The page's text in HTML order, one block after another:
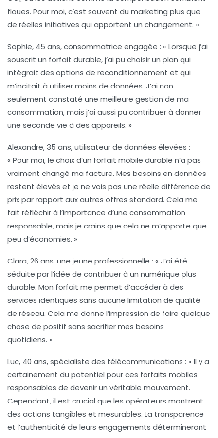
floues. Pour moi, c’est souvent du marketing plus que
de réelles initiatives qui apportent un changement. »
Sophie, 45 ans, consommatrice engagée : « Lorsque j’ai
souscrit un forfait durable, j’ai pu choisir un plan qui
intégrait des options de reconditionnement et qui
m’incitait à utiliser moins de données. J’ai non
seulement constaté une meilleure gestion de ma
consommation, mais j’ai aussi pu contribuer à donner
une seconde vie à des appareils. »
Alexandre, 35 ans, utilisateur de données élevées :
« Pour moi, le choix d’un forfait mobile durable n’a pas
vraiment changé ma facture. Mes besoins en données
restent élevés et je ne vois pas une réelle différence de
prix par rapport aux autres offres standard. Cela me
fait réfléchir à l’importance d’une consommation
responsable, mais je crains que cela ne m’apporte que
peu d’économies. »
Clara, 26 ans, une jeune professionnelle : « J’ai été
séduite par l’idée de contribuer à un numérique plus
durable. Mon forfait me permet d’accéder à des
services identiques sans aucune limitation de qualité
de réseau. Cela me donne l’impression de faire quelque
chose de positif sans sacrifier mes besoins
quotidiens. »
Luc, 40 ans, spécialiste des télécommunications : « Il y a
certainement du potentiel pour ces forfaits mobiles
responsables de devenir un véritable mouvement.
Cependant, il est crucial que les opérateurs montrent
des actions tangibles et mesurables. La transparence
et l’authenticité de leurs engagements détermineront